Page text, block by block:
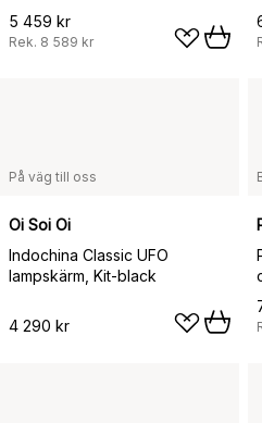
5 459 kr
Rek. 8 589 kr
På väg till oss
Oi Soi Oi
Indochina Classic UFO
lampskärm, Kit-black
4 290 kr